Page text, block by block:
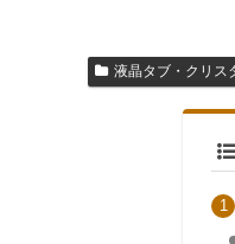
液晶タブ・クリス